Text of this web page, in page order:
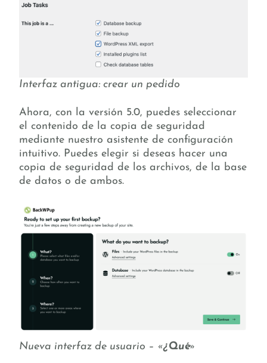
Interfaz antigua: crear un pedido
Ahora, con la versión 5.0, puedes seleccionar
el contenido de la copia de seguridad
mediante nuestro asistente de configuración
intuitivo. Puedes elegir si deseas hacer una
copia de seguridad de los archivos, de la base
de datos o de ambos.
Nueva interfaz de usuario – «¿Qué»